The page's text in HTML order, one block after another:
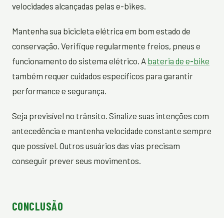
velocidades alcançadas pelas e-bikes.
Mantenha sua bicicleta elétrica em bom estado de
conservação. Verifique regularmente freios, pneus e
funcionamento do sistema elétrico. A bateria de e-bike
também requer cuidados específicos para garantir
performance e segurança.
Seja previsível no trânsito. Sinalize suas intenções com
antecedência e mantenha velocidade constante sempre
que possível. Outros usuários das vias precisam
conseguir prever seus movimentos.
CONCLUSÃO